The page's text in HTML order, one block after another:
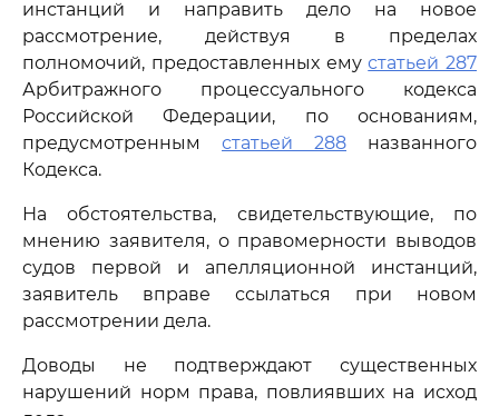
инстанций и направить дело на новое
рассмотрение, действуя в пределах
полномочий, предоставленных емустатьей 287
Арбитражного процессуального кодекса
Российской Федерации, по основаниям,
предусмотренным статьей 288 названного
Кодекса.
На обстоятельства, свидетельствующие, по
мнению заявителя, о правомерности выводов
судов первой и апелляционной инстанций,
заявитель вправе ссылаться при новом
рассмотрении дела.
Доводы не подтверждают существенных
нарушений норм права, повлиявших на исход